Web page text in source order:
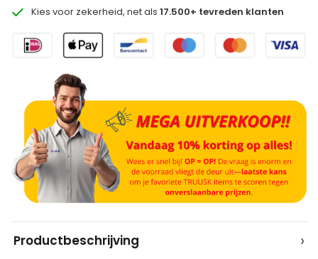
Kies voor zekerheid, net als17.500+ tevreden klanten
Productbeschrijving ›